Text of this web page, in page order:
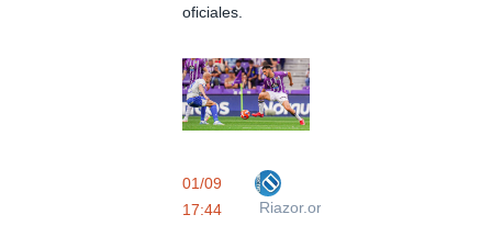
oficiales.
01/09
17:44
Riazor.org